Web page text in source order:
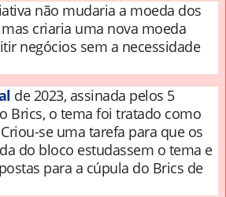
não mudaria a moeda dos
criaria uma nova moeda
negócios sem a necessidade
de 2023, assinada pelos 5
Brics, o tema foi tratado como
se uma tarefa para que os
do bloco estudassem o tema e
para a cúpula do Brics de